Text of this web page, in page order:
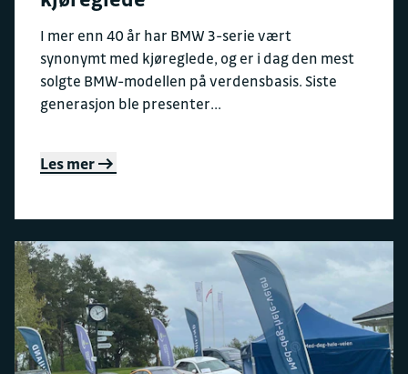
I mer enn 40 år har BMW 3-serie vært
synonymt med kjøreglede, og er i dag den mest
solgte BMW-modellen på verdensbasis. Siste
generasjon ble presenter...
Les mer